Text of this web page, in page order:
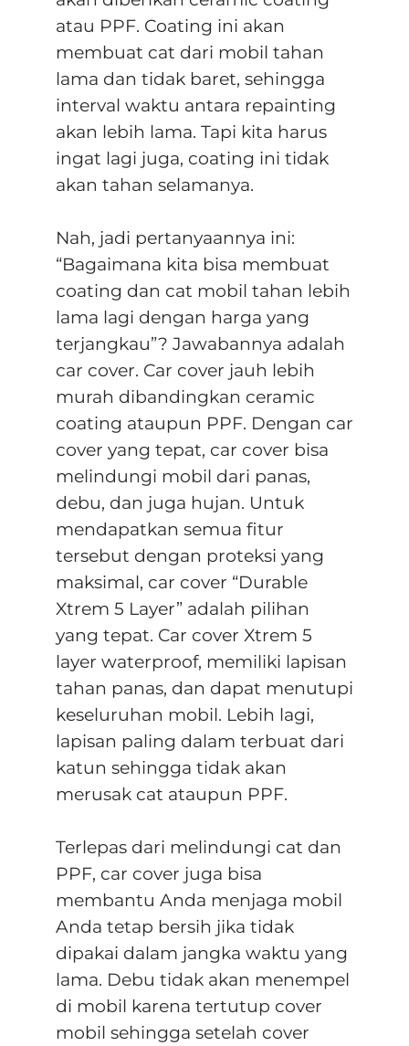
atau PPF. Coating ini akan
membuat cat dari mobil tahan
lama dan tidak baret, sehingga
interval waktu antara repainting
akan lebih lama. Tapi kita harus
ingat lagi juga, coating ini tidak
akan tahan selamanya.
Nah, jadi pertanyaannya ini:
“Bagaimana kita bisa membuat
coating dan cat mobil tahan lebih
lama lagi dengan harga yang
terjangkau”? Jawabannya adalah
car cover. Car cover jauh lebih
murah dibandingkan ceramic
coating ataupun PPF. Dengan car
cover yang tepat, car cover bisa
melindungi mobil dari panas,
debu, dan juga hujan. Untuk
mendapatkan semua fitur
tersebut dengan proteksi yang
maksimal, car cover “Durable
Xtrem 5 Layer” adalah pilihan
yang tepat. Car cover Xtrem 5
layer waterproof, memiliki lapisan
tahan panas, dan dapat menutupi
keseluruhan mobil. Lebih lagi,
lapisan paling dalam terbuat dari
katun sehingga tidak akan
merusak cat ataupun PPF.
Terlepas dari melindungi cat dan
PPF, car cover juga bisa
membantu Anda menjaga mobil
Anda tetap bersih jika tidak
dipakai dalam jangka waktu yang
lama. Debu tidak akan menempel
di mobil karena tertutup cover
mobil sehingga setelah cover